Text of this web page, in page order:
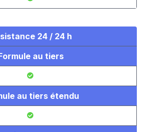
24 / 24 h
au tiers
au tiers étendu